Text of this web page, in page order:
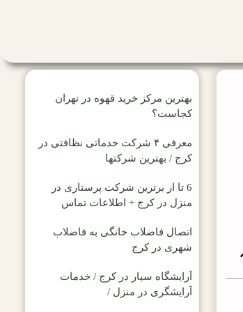
بهترین مرکز خرید قهوه در تهران
کجاست؟
معرفی ۴ شرکت خدماتی نظافتی در
کرج / بهترین شرکتها
6 تا از برترین شرکت پرستاری در
منزل در کرج + اطلاعات تماس
اتصال فاضلاب خانگی به فاضلاب
شهری در کرج
آرایشگاه سیار در کرج / خدمات
آرایشگری در منزل /